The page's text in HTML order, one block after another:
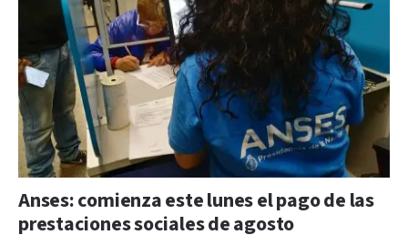
Anses: comienza este lunes el pago de las
prestaciones sociales de agosto